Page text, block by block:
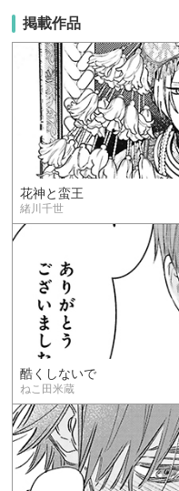
掲載作品
花神と蛮王
緒川千世
酷くしないで
ねこ田米蔵